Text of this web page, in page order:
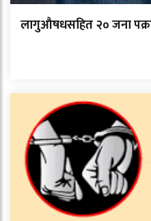
लागुऔषधसहित २० जना